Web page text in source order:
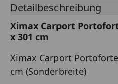
Detailbeschreibung
Ximax Carport
x 301 cm
Ximax Carport
cm (Sonderbreite)